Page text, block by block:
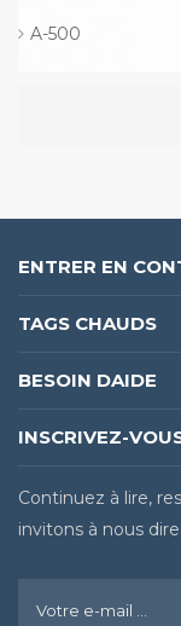
A-500
ENTRER EN
TAGS CHAUDS
BESOIN DAIDE
INSCRIVEZ-
Continuez à lire,
invitons à nous